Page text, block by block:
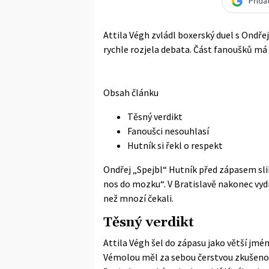
Attila Végh zvládl boxerský duel s
rychle rozjela debata. Část fanoušků
Obsah článku
Těsný verdikt
Fanoušci nesouhlasí
Hutník si řekl o respekt
Ondřej „Spejbl“ Hutník před zápasem
nos do mozku“. V Bratislavě nakonec
než mnozí čekali.
Těsný verdikt
Attila Végh šel do zápasu jako větší
Vémolou měl za sebou čerstvou